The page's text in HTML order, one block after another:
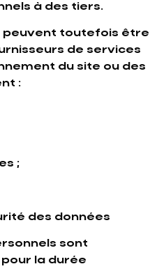
à des tiers.
peuvent toutefois être
de services
du site ou des
:
;
des données
sont
la durée